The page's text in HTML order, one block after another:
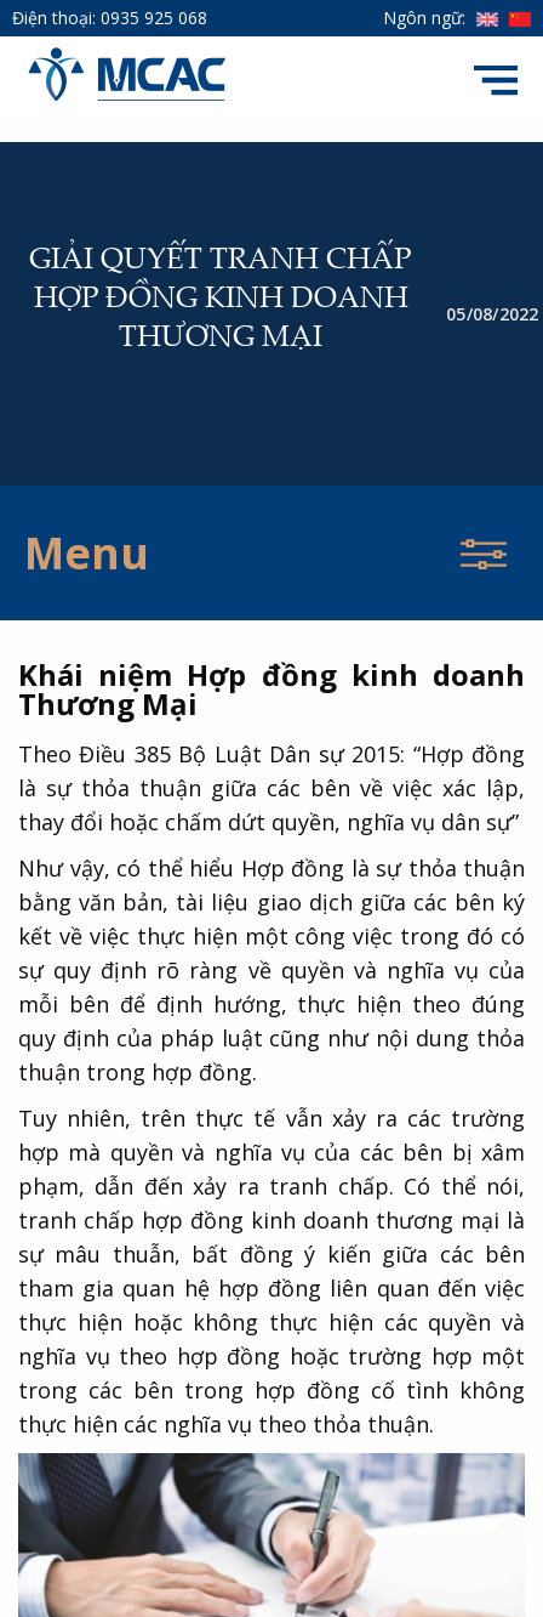
Điện thoại: 0935 925 068 Ngôn ngữ:
GIẢI QUYẾT TRANH CHẤP
HỢP ĐỒNG KINH DOANH
THƯƠNG MẠI
05/08/2022
Menu
Khái niệm Hợp đồng kinh doanh
Thương Mại
Theo Điều 385 Bộ Luật Dân sự 2015: “Hợp đồng
là sự thỏa thuận giữa các bên về việc xác lập,
thay đổi hoặc chấm dứt quyền, nghĩa vụ dân sự”
Như vậy, có thể hiểu Hợp đồng là sự thỏa thuận
bằng văn bản, tài liệu giao dịch giữa các bên ký
kết về việc thực hiện một công việc trong đó có
sự quy định rõ ràng về quyền và nghĩa vụ của
mỗi bên để định hướng, thực hiện theo đúng
quy định của pháp luật cũng như nội dung thỏa
thuận trong hợp đồng.
Tuy nhiên, trên thực tế vẫn xảy ra các trường
hợp mà quyền và nghĩa vụ của các bên bị xâm
phạm, dẫn đến xảy ra tranh chấp. Có thể nói,
tranh chấp hợp đồng kinh doanh thương mại là
sự mâu thuẫn, bất đồng ý kiến giữa các bên
tham gia quan hệ hợp đồng liên quan đến việc
thực hiện hoặc không thực hiện các quyền và
nghĩa vụ theo hợp đồng hoặc trường hợp một
trong các bên trong hợp đồng cố tình không
thực hiện các nghĩa vụ theo thỏa thuận.